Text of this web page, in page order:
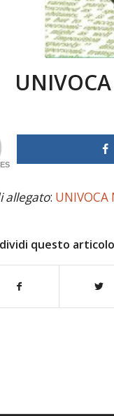
allegato:
questo articolo